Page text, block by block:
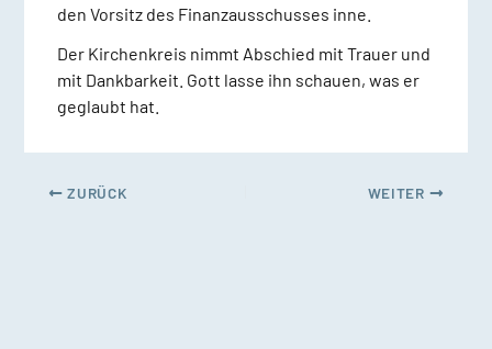
den Vorsitz des Finanzausschusses inne.
Der Kirchenkreis nimmt Abschied mit Trauer und
mit Dankbarkeit. Gott lasse ihn schauen, was er
geglaubt hat.
ZURÜCK WEITER